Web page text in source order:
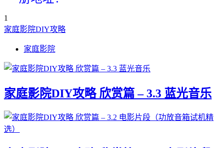
1
家庭影院DIY攻略
家庭影院
家庭影院DIY攻略 欣赏篇 – 3.3 蓝光音乐